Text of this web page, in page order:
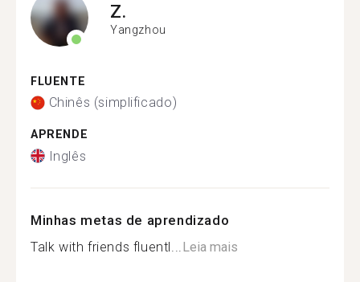
Z.
Yangzhou
FLUENTE
Chinês (simplificado)
APRENDE
Inglês
Minhas metas de aprendizado
Talk with friends fluentl... Leia mais